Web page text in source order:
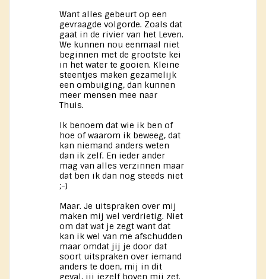
Want alles gebeurt op een
gevraagde volgorde. Zoals dat
gaat in de rivier van het Leven.
We kunnen nou eenmaal niet
beginnen met de grootste kei
in het water te gooien. Kleine
steentjes maken gezamelijk
een ombuiging, dan kunnen
meer mensen mee naar
Thuis.
Ik benoem dat wie ik ben of
hoe of waarom ik beweeg, dat
kan niemand anders weten
dan ik zelf. En ieder ander
mag van alles verzinnen maar
dat ben ik dan nog steeds niet
;-)
Maar. Je uitspraken over mij
maken mij wel verdrietig. Niet
om dat wat je zegt want dat
kan ik wel van me afschudden
maar omdat jij je door dat
soort uitspraken over iemand
anders te doen, mij in dit
geval, jij jezelf boven mij zet.